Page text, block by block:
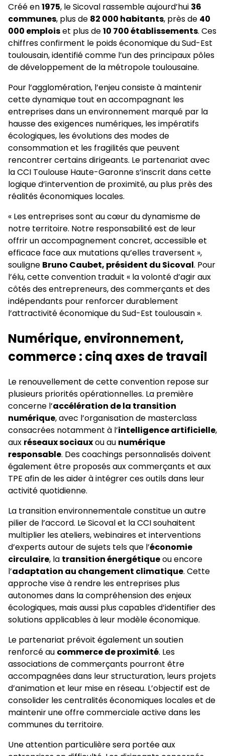
Créé en1975, le Sicoval rassemble aujourd’hui 36
communes, plus de 82 000 habitants, près de 40
000 emploiset plus de10 700 établissements. Ces
chiffres confirment le poids économique du Sud-Est
toulousain, identifié comme l’un des principaux pôles
de développement de la métropole toulousaine.
Pour l’agglomération, l’enjeu consiste à maintenir
cette dynamique tout en accompagnant les
entreprises dans un environnement marqué par la
hausse des exigences numériques, les impératifs
écologiques, les évolutions des modes de
consommation et les fragilités que peuvent
rencontrer certains dirigeants. Le partenariat avec
la CCI Toulouse Haute-Garonne s’inscrit dans cette
logique d’intervention de proximité, au plus près des
réalités économiques locales.
« Les entreprises sont au cœur du dynamisme de
notre territoire. Notre responsabilité est de leur
offrir un accompagnement concret, accessible et
efficace face aux mutations qu’elles traversent »,
souligne Bruno Caubet, président du Sicoval. Pour
l’élu, cette convention traduit « la volonté d’agir aux
côtés des entrepreneurs, des commerçants et des
indépendants pour renforcer durablement
l’attractivité économique du Sud-Est toulousain ».
Numérique, environnement,
commerce : cinq axes de travail
Le renouvellement de cette convention repose sur
plusieurs priorités opérationnelles. La première
concerne l’accélération de la transition
numérique, avec l’organisation de masterclass
consacrées notamment à l’intelligence artificielle,
aux réseaux sociauxou au numérique
responsable. Des coachings personnalisés doivent
également être proposés aux commerçants et aux
TPE afin de les aider à intégrer ces outils dans leur
activité quotidienne.
La transition environnementale constitue un autre
pilier de l’accord. Le Sicoval et la CCI souhaitent
multiplier les ateliers, webinaires et interventions
d’experts autour de sujets tels que l’économie
circulaire, la transition énergétiqueou encore
l’adaptation au changement climatique. Cette
approche vise à rendre les entreprises plus
autonomes dans la compréhension des enjeux
écologiques, mais aussi plus capables d’identifier des
solutions applicables à leur modèle économique.
Le partenariat prévoit également un soutien
renforcé au commerce de proximité. Les
associations de commerçants pourront être
accompagnées dans leur structuration, leurs projets
d’animation et leur mise en réseau. L’objectif est de
consolider les centralités économiques locales et de
maintenir une offre commerciale active dans les
communes du territoire.
Une attention particulière sera portée aux